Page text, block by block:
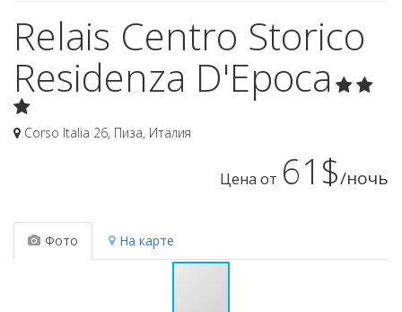
Relais Centro Storico
Residenza D'Epoca
Corso Italia 26, Пиза, Италия
Цена от 61$/ночь
Фото На карте